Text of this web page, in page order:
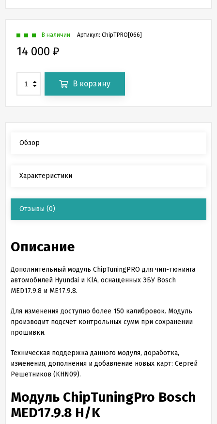
Артикул: ChipTPRO[066]
В наличии
14 000 ₽
В корзину
Обзор
Характеристики
Отзывы (0)
Описание
Дополнительный модуль ChipTuningPRO для чип-тюнинга
автомобилей Hyundai и KlA, оснащенных ЭБУ Bosch
MED17.9.8 и ME17.9.8.
Для изменения доступно более 150 калибровок. Модуль
производит подсчёт контрольных сумм при сохранении
прошивки.
Техническая поддержка данного модуля, доработка,
изменения, дополнения и добавление новых карт: Сергей
Решетников (KHN09).
Модуль ChipTuningPro Bosch
MED17.9.8 H/K